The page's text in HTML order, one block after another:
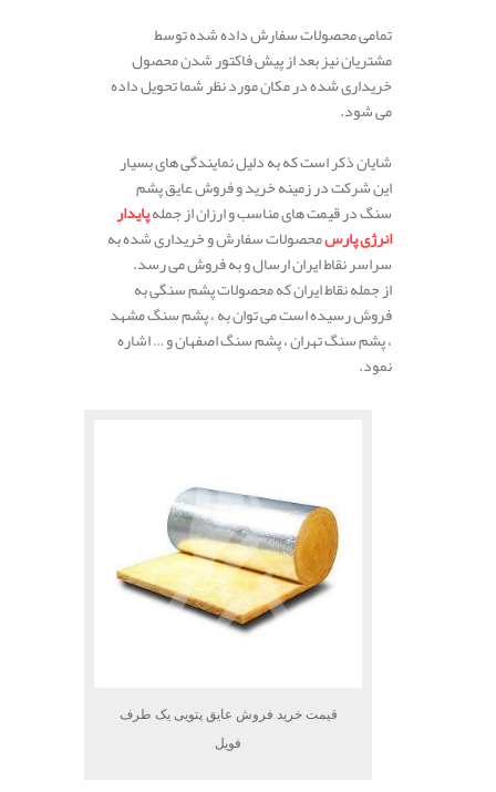
تمامی محصولات سفارش داده شده توسط
مشتریان نیز بعد از پیش فاکتور شدن محصول
خریداری شده در مکان مورد نظر شما تحویل داده
می شود.
شایان ذکر است که به دلیل نمایندگی های بسیار
این شرکت در زمینه خرید و فروش عایق پشم
سنگ در قیمت های مناسب و ارزان از جملهپایدار
انرژی پارسمحصولات سفارش و خریداری شده به
سراسر نقاط ایران ارسال و به فروش می رسد.
از جمله نقاط ایران که محصولات پشم سنگی به
فروش رسیده است می توان به ، پشم سنگ مشهد
، پشم سنگ تهران ، پشم سنگ اصفهان و … اشاره
نمود.
قیمت خرید فروش عایق پتویی یک طرف
فویل